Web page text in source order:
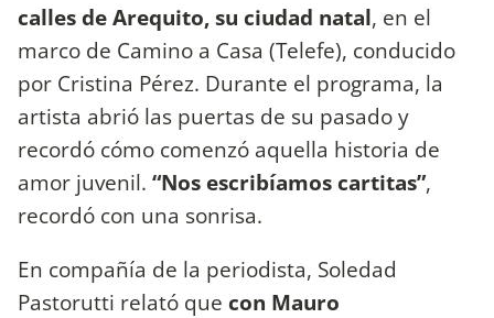
calles de Arequito, su ciudad natal, en el
marco de Camino a Casa (Telefe), conducido
por Cristina Pérez. Durante el programa, la
artista abrió las puertas de su pasado y
recordó cómo comenzó aquella historia de
amor juvenil. “Nos escribíamos cartitas”,
recordó con una sonrisa.
En compañía de la periodista, Soledad
Pastorutti relató que con Mauro